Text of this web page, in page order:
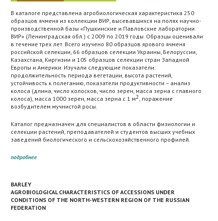
В каталоге представлена агробиологическая характеристика 250
образцов ячменя из коллекции ВИР, высевавшихся на полях научно-
производственной базы «Пушкинские и Павловские лаборатории
ВИР» (Ленинградская обл.) с 2009 по 2019 годы. Образцы оценивали
в течение трех лет. Всего изучено 80 образцов ярового ячменя
российской селекции, 66 образцов селекции Украины, Белоруссии,
Казахстана, Киргизии и 105 образцов селекции стран Западной
Европы и Америки. Изучали следующие показатели:
продолжительность периода вегетации, высота растений,
устойчивость к полеганию, показатели продуктивности – анализ
колоса (длина, число колосков, число зерен, масса зерна с главного
колоса), масса 1000 зерен, масса зерна с 1 м2, поражение
возбудителем мучнистой росы.
Каталог предназначен для специалистов в области физиологии и
селекции растений, преподавателей и студентов высших учебных
заведений биологического и сельскохозяйственного профилей.
подробнее
BARLEY
AGROBIOLOGICAL CHARACTERISTICS OF ACCESSIONS UNDER
CONDITIONS OF THE NORTH-WESTERN REGION OF THE RUSSIAN
FEDERATION